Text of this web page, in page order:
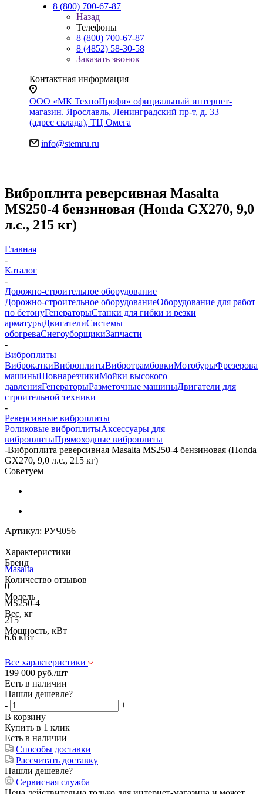
8 (800) 700-67-87
Назад
Телефоны
8 (800) 700-67-87
8 (4852) 58-30-58
Заказать звонок
Контактная информация
ООО «МК ТехноПрофи» официальный интернет-
магазин. Ярославль, Ленинградский пр-т, д. 33
(адрес склада), ТЦ Омега
info@stemru.ru
Виброплита реверсивная Masalta
MS250-4 бензиновая (Honda GX270, 9,0
л.с., 215 кг)
Главная
-
Каталог
-
Дорожно-строительное оборудование
Дорожно-строительное оборудованиеОборудование для работ
по бетонуГенераторыСтанки для гибки и резки
арматурыДвигателиСистемы
обогреваСнегоуборщикиЗапчасти
-
Виброплиты
ВиброкаткиВиброплитыВибротрамбовкиМотобуры
машиныШовнарезчикиМойки высокого
давленияГенераторыРазметочные машиныДвигатели для
строительной техники
-
Реверсивные виброплиты
Роликовые виброплитыАксессуары для
виброплитыПрямоходные виброплиты
-Виброплита реверсивная Masalta MS250-4 бензиновая (Honda
GX270, 9,0 л.с., 215 кг)
Советуем
Артикул: РУЧ056
Характеристики
Бренд
Masalta
Количество отзывов
0
Модель
MS250-4
Вес, кг
215
Мощность, кВт
6.6 кВт
Все характеристики
199 000 руб./шт
Есть в наличии
Нашли дешевле?
-
+
В корзину
Купить в 1 клик
Есть в наличии
Способы доставки
Рассчитать доставку
Нашли дешевле?
Сервисная служба